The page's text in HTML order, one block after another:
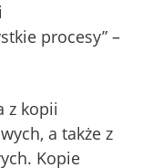
procesy” –
z kopii
a także z
Kopie